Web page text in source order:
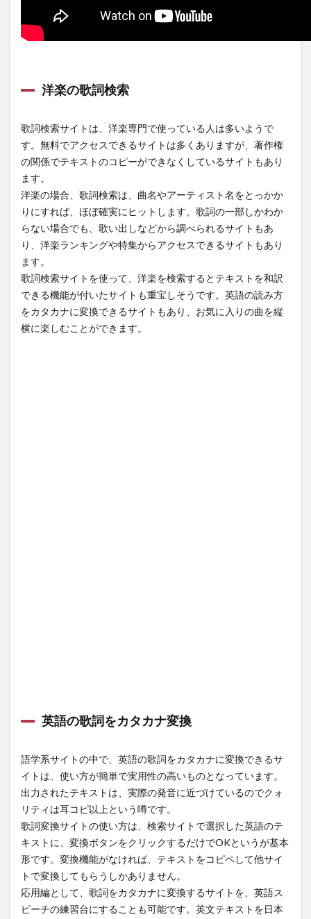
洋楽の歌詞検索
歌詞検索サイトは、洋楽専門で使っている人は多いようで
す。無料でアクセスできるサイトは多くありますが、著作権
の関係でテキストのコピーができなくしているサイトもあり
ます。
洋楽の場合、歌詞検索は、曲名やアーティスト名をとっかか
りにすれば、ほぼ確実にヒットします。歌詞の一部しかわか
らない場合でも、歌い出しなどから調べられるサイトもあ
り、洋楽ランキングや特集からアクセスできるサイトもあり
ます。
歌詞検索サイトを使って、洋楽を検索するとテキストを和訳
できる機能が付いたサイトも重宝しそうです。英語の読み方
をカタカナに変換できるサイトもあり、お気に入りの曲を縦
横に楽しむことができます。
英語の歌詞をカタカナ変換
語学系サイトの中で、英語の歌詞をカタカナに変換できるサ
イトは、使い方が簡単で実用性の高いものとなっています。
出力されたテキストは、実際の発音に近づけているのでクォ
リティは耳コピ以上という噂です。
歌詞変換サイトの使い方は、検索サイトで選択した英語のテ
キストに、変換ボタンをクリックするだけでOKというが基本
形です。変換機能がなければ、テキストをコピペして他サイ
トで変換してもらうしかありません。
応用編として、歌詞をカタカナに変換するサイトを、英語ス
ピーチの練習台にすることも可能です。英文テキストを日本